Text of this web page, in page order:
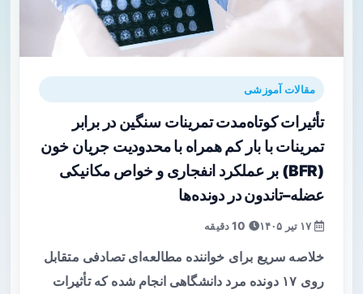
مقالات آموزشی
تأثیرات کوتاه‌مدت تمرینات سنگین در برابر
تمرینات با بار کم همراه با محدودیت جریان خون
(BFR) بر عملکرد انفجاری و خواص مکانیکی
عضله–تاندون در دونده‌ها
خلاصه سریع برای خواننده مطالعه‌ای تصادفی متقابل
روی ۱۷ دونده مرد دانشگاهی انجام شده که تأثیرات